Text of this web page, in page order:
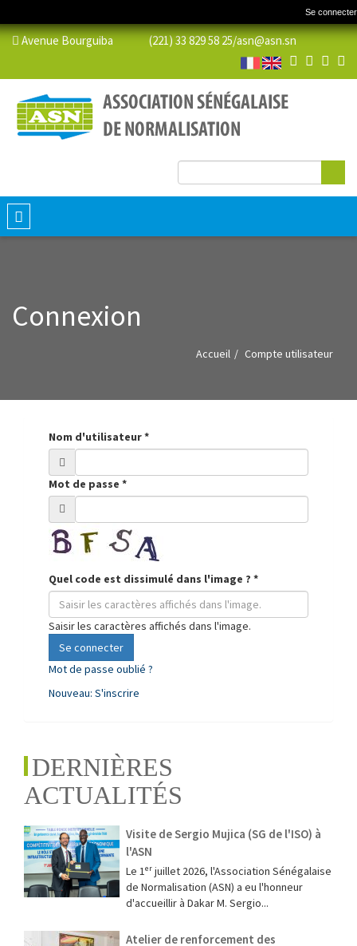
Se connecter
Avenue Bourguiba (221) 33 829 58 25/asn@asn.sn
Formulaire de
Toggle
navigation
Connexion
Accueil Compte utilisateur
Nom d'utilisateur*
Mot de passe *
Quel code est dissimulé dans l'image ? *
Saisir les caractères affichés dans l'image.
Se connecter
Mot de passe oublié ?
Nouveau: S'inscrire
DERNIÈRES
ACTUALITÉS
Visite de Sergio Mujica (SG de l'ISO) à
l'ASN
Le 1ᵉʳ juillet 2026, l'Association Sénégalaise
de Normalisation (ASN) a eu l'honneur
d'accueillir à Dakar M. Sergio...
Atelier de renforcement des